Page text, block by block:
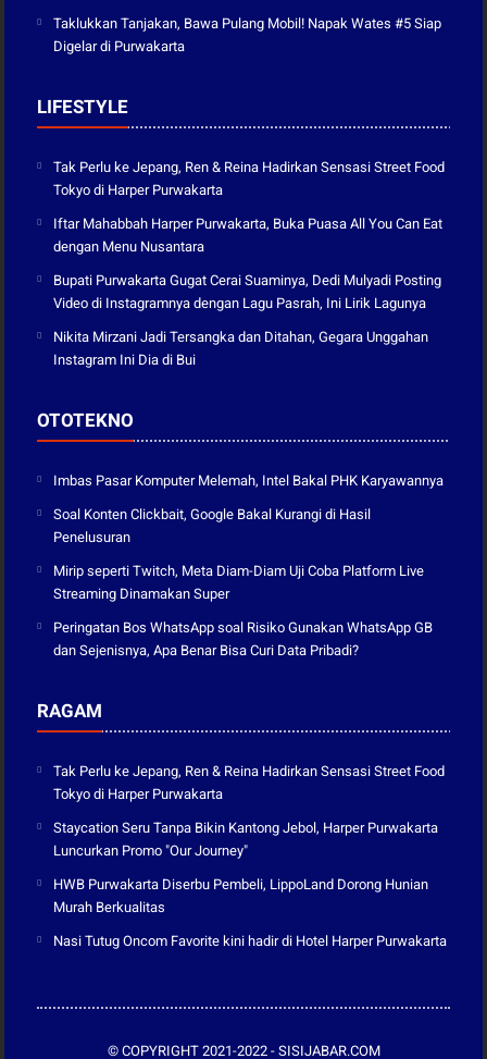
Taklukkan Tanjakan, Bawa Pulang Mobil! Napak Wates #5 Siap
Digelar di Purwakarta
LIFESTYLE
Tak Perlu ke Jepang, Ren & Reina Hadirkan Sensasi Street Food
Tokyo di Harper Purwakarta
Iftar Mahabbah Harper Purwakarta, Buka Puasa All You Can Eat
dengan Menu Nusantara
Bupati Purwakarta Gugat Cerai Suaminya, Dedi Mulyadi Posting
Video di Instagramnya dengan Lagu Pasrah, Ini Lirik Lagunya
Nikita Mirzani Jadi Tersangka dan Ditahan, Gegara Unggahan
Instagram Ini Dia di Bui
OTOTEKNO
Imbas Pasar Komputer Melemah, Intel Bakal PHK Karyawannya
Soal Konten Clickbait, Google Bakal Kurangi di Hasil
Penelusuran
Mirip seperti Twitch, Meta Diam-Diam Uji Coba Platform Live
Streaming Dinamakan Super
Peringatan Bos WhatsApp soal Risiko Gunakan WhatsApp GB
dan Sejenisnya, Apa Benar Bisa Curi Data Pribadi?
RAGAM
Tak Perlu ke Jepang, Ren & Reina Hadirkan Sensasi Street Food
Tokyo di Harper Purwakarta
Staycation Seru Tanpa Bikin Kantong Jebol, Harper Purwakarta
Luncurkan Promo "Our Journey"
HWB Purwakarta Diserbu Pembeli, LippoLand Dorong Hunian
Murah Berkualitas
Nasi Tutug Oncom Favorite kini hadir di Hotel Harper Purwakarta
© COPYRIGHT 2021-2022 - SISIJABAR.COM